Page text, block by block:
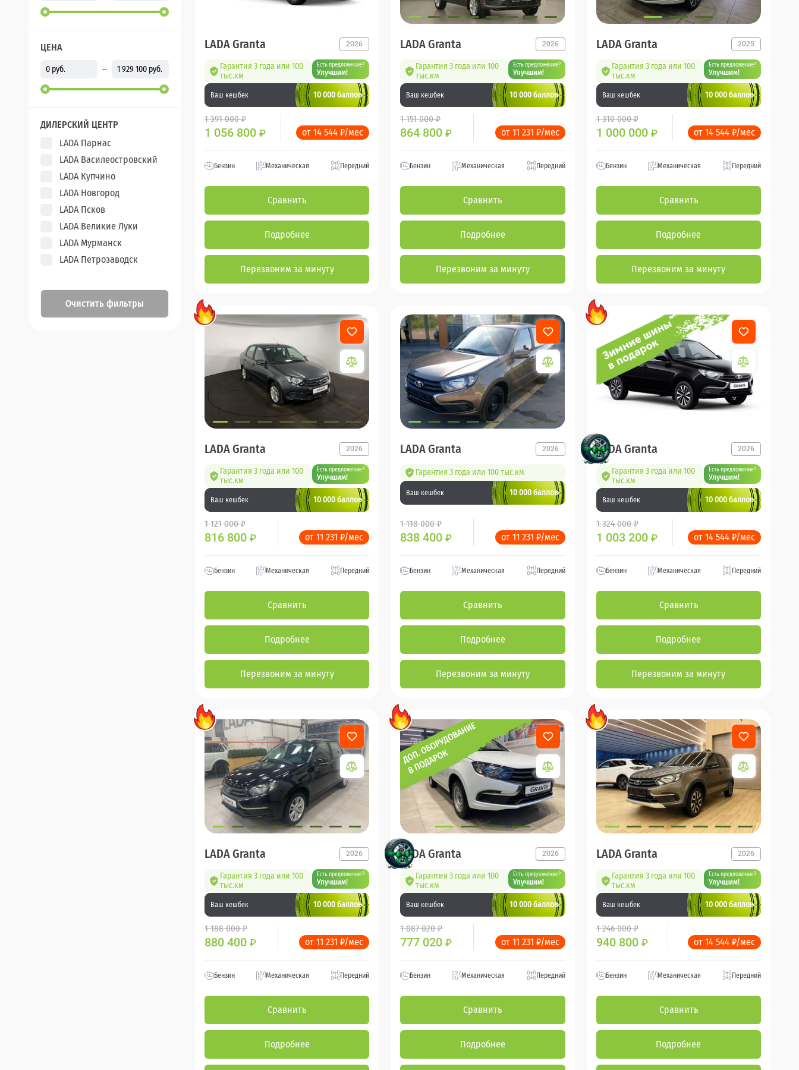
ЦЕНА
ДИЛЕРСКИЙ ЦЕНТР
LADA Парнас
LADA Василеостровский
LADA Купчино
LADA Новгород
LADA Псков
LADA Великие Луки
LADA Мурманск
LADA Петрозаводск
Очистить фильтры
LADA Granta 2026
Гарантия 3 года или 100
тыс.км
Есть предложение?
Улучшим!
Ваш кешбек 10 000 баллов
1 391 000 ₽
1 056 800 ₽ от 14 544 ₽/мес
Бензин Механическая Передний
Сравнить
Подробнее
Перезвоним за минуту
LADA Granta 2026
Гарантия 3 года или 100
тыс.км
Есть предложение?
Улучшим!
Ваш кешбек 10 000 баллов
1 151 000 ₽
864 800₽ от 11 231 ₽/мес
Бензин Механическая Передний
Сравнить
Подробнее
Перезвоним за минуту
LADA Granta 2025
Гарантия 3 года или 100
тыс.км
Есть предложение?
Улучшим!
Ваш кешбек 10 000 баллов
1 310 000 ₽
1 000 000 ₽ от 14 544 ₽/мес
Бензин Механическая Передний
Сравнить
Подробнее
Перезвоним за минуту
LADA Granta 2026
Гарантия 3 года или 100
тыс.км
Есть предложение?
Улучшим!
Ваш кешбек 10 000 баллов
1 121 000 ₽
816 800 ₽ от 11 231 ₽/мес
Бензин Механическая Передний
Сравнить
Подробнее
Перезвоним за минуту
LADA Granta 2026
Гарантия 3 года или 100 тыс.км
Ваш кешбек 10 000 баллов
1 118 000 ₽
838 400₽ от 11 231 ₽/мес
Бензин Механическая Передний
Сравнить
Подробнее
Перезвоним за минуту
LADA Granta 2026
Гарантия 3 года или 100
тыс.км
Есть предложение?
Улучшим!
Ваш кешбек 10 000 баллов
1 324 000 ₽
1 003 200 ₽ от 14 544 ₽/мес
Бензин Механическая Передний
Сравнить
Подробнее
Перезвоним за минуту
LADA Granta 2026
Гарантия 3 года или 100
тыс.км
Есть предложение?
Улучшим!
Ваш кешбек 10 000 баллов
1 188 000 ₽
880 400 ₽ от 11 231 ₽/мес
Бензин Механическая Передний
Сравнить
Подробнее
LADA Granta 2026
Гарантия 3 года или 100
тыс.км
Есть предложение?
Улучшим!
Ваш кешбек 10 000 баллов
1 087 020 ₽
777 020₽ от 11 231 ₽/мес
Бензин Механическая Передний
Сравнить
Подробнее
LADA Granta 2026
Гарантия 3 года или 100
тыс.км
Есть предложение?
Улучшим!
Ваш кешбек 10 000 баллов
1 246 000 ₽
940 800 ₽ от 14 544 ₽/мес
Бензин Механическая Передний
Сравнить
Подробнее